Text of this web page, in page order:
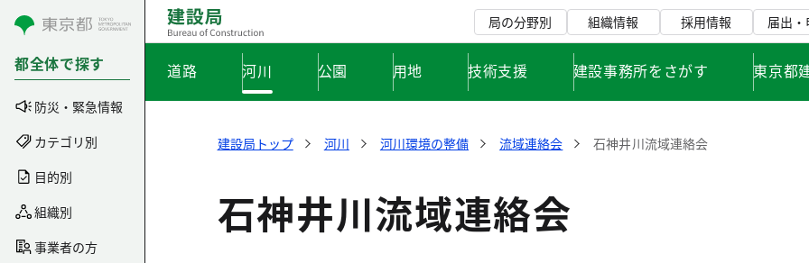
コンテンツにスキップ
都全体で探す
防災・緊急情報
カテゴリ別
目的別
組織別
事業者の方
局の分野別 組織情報 採用情報 届出
道路 河川 公園 用地 技術支援 建設事務所をさがす 東京都
建設局トップ 河川 河川環境の整備 流域連絡会 石神井川流域連絡会
石神井川流域連絡会